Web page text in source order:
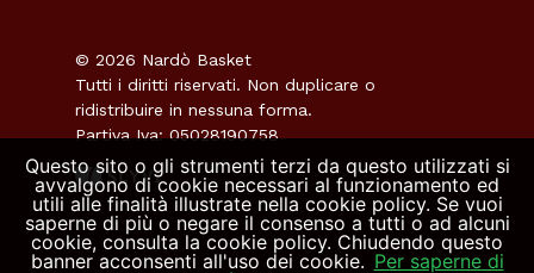
© 2026 Nardò Basket
Tutti i diritti riservati. Non duplicare o
ridistribuire in nessuna forma.
Partiva Iva: 05028190758
Questo sito o gli strumenti terzi da questo utilizzati si
avvalgono di cookie necessari al funzionamento ed
utili alle finalità illustrate nella cookie policy. Se vuoi
saperne di più o negare il consenso a tutti o ad alcuni
cookie, consulta la cookie policy. Chiudendo questo
banner acconsenti all'uso dei cookie. Per saperne di